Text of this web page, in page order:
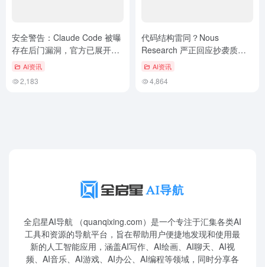
安全警告：Claude Code 被曝
存在后门漏洞，官方已展开紧
急修复
AI资讯
2,183
代码结构雷同？Nous
Research 严正回应抄袭质
疑：绝无此事
AI资讯
4,864
全启星AI导航 （quanqixing.com）是一个专注于汇集各类AI
工具和资源的导航平台，旨在帮助用户便捷地发现和使用最
新的人工智能应用，涵盖AI写作、AI绘画、AI聊天、AI视
频、AI音乐、AI游戏、AI办公、AI编程等领域，同时分享各